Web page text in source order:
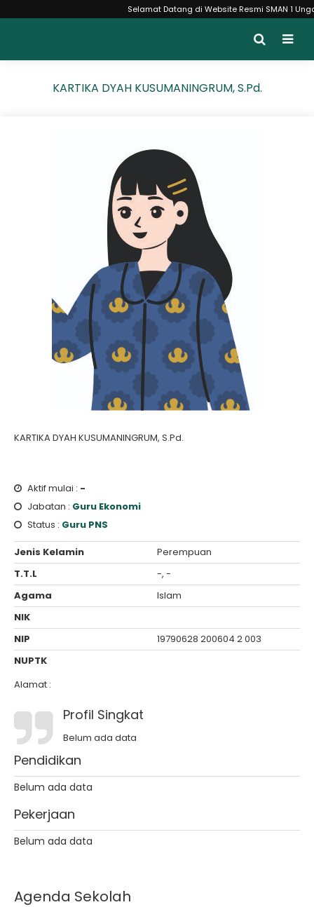
Selamat Datang di Website Resmi SMAN 1
KARTIKA DYAH KUSUMANINGRUM, S.Pd.
KARTIKA DYAH KUSUMANINGRUM, S.Pd.
Aktif mulai : -
Jabatan : Guru Ekonomi
Status : Guru PNS
Jenis Kelamin
Perempuan
T.T.L
-, -
Agama
Islam
NIK
NIP
19790628 200604 2 003
NUPTK
Alamat :
Profil Singkat
Belum ada data
Pendidikan
Belum ada data
Pekerjaan
Belum ada data
Agenda Sekolah